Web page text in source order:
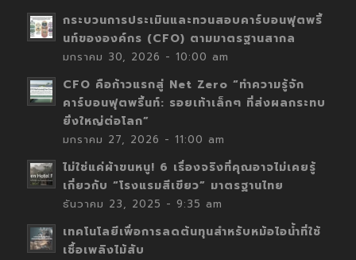
กระบวนการประเมินและทวนสอบคาร์บอนฟุตพริ้
นท์ขององค์กร (CFO) ตามมาตรฐานสากล
มกราคม 30, 2026 - 10:00 am
CFO คือก้าวแรกสู่ Net Zero “ทำความรู้จัก
คาร์บอนฟุตพริ้นท์: รอยเท้าเล็กๆ ที่ส่งผลกระทบ
ยิ่งใหญ่ต่อโลก”
มกราคม 27, 2026 - 11:00 am
ไม่ใช่แค่ผ้าขนหนู! 6 เรื่องจริงที่คุณอาจไม่เคยรู้
เกี่ยวกับ “โรงแรมสีเขียว” มาตรฐานไทย
ธันวาคม 23, 2025 - 9:35 am
เทคโนโลยีเพื่อการลดต้นทุนสำหรับหม้อไอน้ำที่ใช้
เชื้อเพลิงไม้สับ